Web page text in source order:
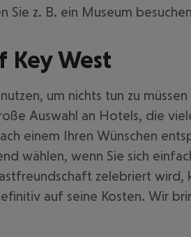
Sie z. B. ein Museum
Key West
um nichts tun zu
Auswahl an Hotels, die
einem Ihren Wünschen
wählen, wenn Sie sich
zelebriert
auf seine Kosten. Wir